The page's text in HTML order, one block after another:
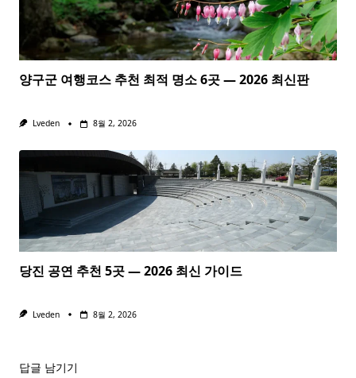
양구군 여행코스 추천 최적 명소 6곳 — 2026 최신판
Lveden 8월 2, 2026
당진 공연 추천 5곳 — 2026 최신 가이드
Lveden 8월 2, 2026
답글 남기기